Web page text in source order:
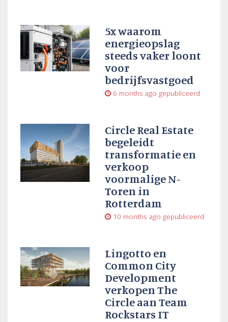
5x waarom
energieopslag
steeds vaker loont
voor
bedrijfsvastgoed
6 months ago gepubliceerd
Circle Real Estate
begeleidt
transformatie en
verkoop
voormalige N-
Toren in
Rotterdam
10 months ago gepubliceerd
Lingotto en
Common City
Development
verkopen The
Circle aan Team
Rockstars IT